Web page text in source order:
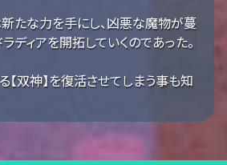
たな力を手にし、凶悪な魔物が蔓
ディアを開拓していくのであった。
【双神】を復活させてしまう事も知